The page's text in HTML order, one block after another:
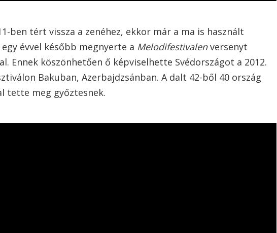
ben tért vissza a zenéhez, ekkor már a ma is használt
évvel később megnyerte a Melodifestivalenversenyt
Ennek köszönhetően ő képviselhette Svédországot a 2012.
Bakuban, Azerbajdzsánban. A dalt 42-ből 40 ország
tette meg győztesnek.